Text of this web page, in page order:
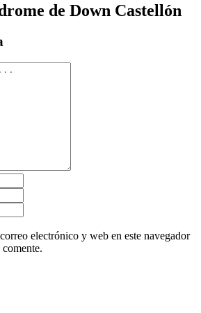
de Down Castellón
electrónico y web en este navegador